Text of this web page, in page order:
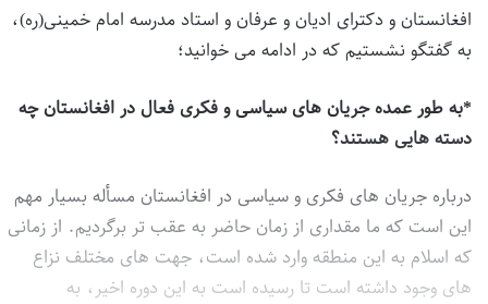
افغانستان و دکترای ادیان و عرفان و استاد مدرسه امام خمینی(ره)،
به گفتگو نشستیم که در ادامه می خوانید؛
*به طور عمده جریان های سیاسی و فکری فعال در افغانستان چه
دسته هایی هستند؟
درباره جریان های فکری و سیاسی در افغانستان مسأله بسیار مهم
این است که ما مقداری از زمان حاضر به عقب تر برگردیم. از زمانی
که اسلام به این منطقه وارد شده است، جهت های مختلف نزاع
های وجود داشته است تا رسیده است به این دوره اخیر، به